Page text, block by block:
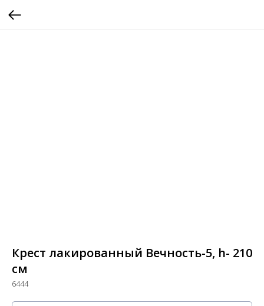
Крест лакированный Вечность-5, h- 210
см
6444